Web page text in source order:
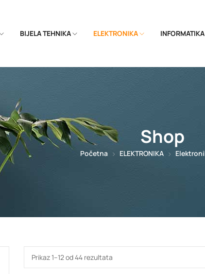
BIJELA TEHNIKA ELEKTRONIKA
Shop
Početna ELEKTRONIKA
Prikaz 1–12 od 44 rezultata